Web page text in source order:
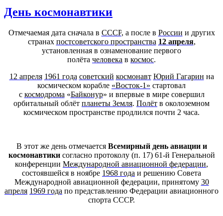
День космонавтики
Отмечаемая дата сначала в СССР, а после в России и других
странах постсоветского пространства 12 апреля,
установленная в ознаменование первого
полёта человека в космос.
12 апреля 1961 года советский космонавт Юрий Гагарин на
космическом корабле «Восток-1» стартовал
с космодрома«Байконур» и впервые в мире совершил
орбитальный облёт планеты Земля. Полёт в околоземном
космическом пространстве продлился почти 2 часа.
В этот же день отмечается Всемирный день авиации и
космонавтикисогласно протоколу (п. 17) 61-й Генеральной
конференции Международной авиационной федерации,
состоявшейся в ноябре 1968 года и решению Совета
Международной авиационной федерации, принятому 30
апреля 1969 года по представлению Федерации авиационного
спорта СССР.